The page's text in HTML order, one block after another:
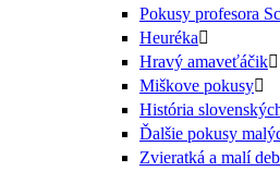
Pokusy profesora
Heuréka
Hravý amaveťáčik
Miškove pokusy
História
Ďalšie pokusy
Zvieratká a malí